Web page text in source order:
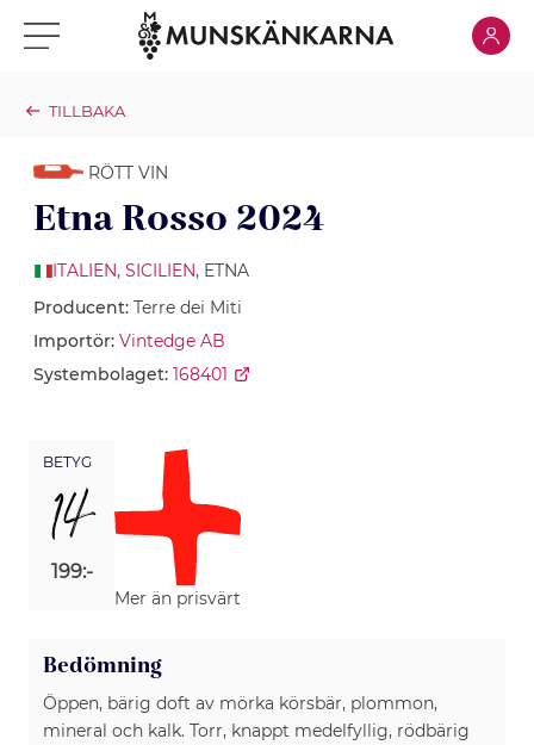
Klicka för meny Klicka
TILLBAKA
RÖTT VIN
Etna Rosso 2024
ITALIEN, SICILIEN, ETNA
Producent: Terre dei Miti
Importör: Vintedge AB
Systembolaget: 168401
BETYG
14
199:-
Mer än prisvärt
Bedömning
Öppen, bärig doft av mörka körsbär, plommon,
mineral och kalk. Torr, knappt medelfyllig, rödbärig